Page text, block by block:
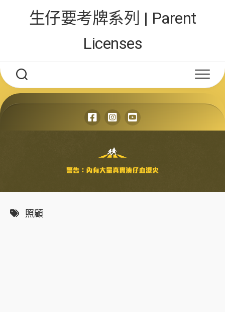
生仔要考牌系列 | Parent
Licenses
照顧